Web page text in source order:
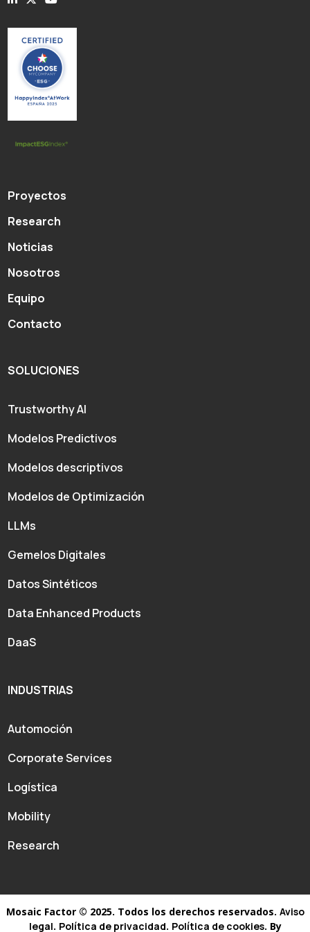
Proyectos
Research
Noticias
Nosotros
Equipo
Contacto
SOLUCIONES
Trustworthy AI
Modelos Predictivos
Modelos descriptivos
Modelos de Optimización
LLMs
Gemelos Digitales
Datos Sintéticos
Data Enhanced Products
DaaS
INDUSTRIAS
Automoción
Corporate Services
Logística
Mobility
Research
Mosaic Factor © 2025. Todos los derechos reservados. Aviso
legal. Política de privacidad. Política de cookies. By